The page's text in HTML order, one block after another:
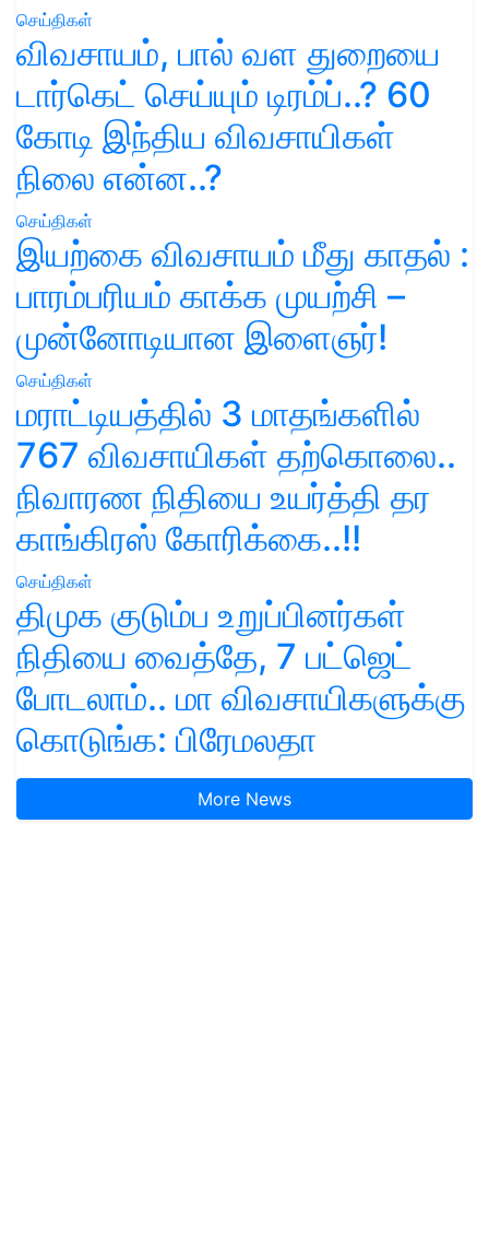
செய்திகள்
விவசாயம், பால் வள துறையை
டார்கெட் செய்யும் டிரம்ப்..? 60
கோடி இந்திய விவசாயிகள்
நிலை என்ன..?
செய்திகள்
இயற்கை விவசாயம் மீது காதல் :
பாரம்பரியம் காக்க முயற்சி –
முன்னோடியான இளைஞர்!
செய்திகள்
மராட்டியத்தில் 3 மாதங்களில்
767 விவசாயிகள் தற்கொலை..
நிவாரண நிதியை உயர்த்தி தர
காங்கிரஸ் கோரிக்கை..!!
செய்திகள்
திமுக குடும்ப உறுப்பினர்கள்
நிதியை வைத்தே, 7 பட்ஜெட்
போடலாம்.. மா விவசாயிகளுக்கு
கொடுங்க: பிரேமலதா
More News